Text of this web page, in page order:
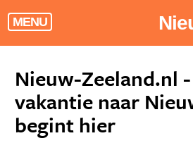
MENU
Nieuw-Zeeland.nl
vakantie naar
begint hier